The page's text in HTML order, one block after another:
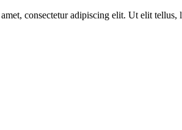
consectetur adipiscing elit. Ut elit